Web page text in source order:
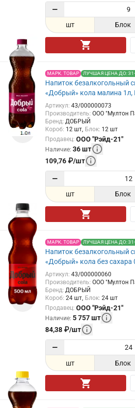
−
шт Блок
МАРК. ТОВАР ЛУЧШАЯ ЦЕНА ДО:
Напиток безалкогольный
«Добрый» кола малина 1л,
Артикул: 43/000000073
Производитель: ООО "Мултон
Бренд: ДОБРЫЙ
Короб: 12 шт Блок: 12 шт
Продавец: ООО "Рэйд-21"
Наличие: 36шт
109,76 ₽/шт
−
шт Блок
МАРК. ТОВАР ЛУЧШАЯ ЦЕНА ДО: 31-
Напиток безалкогольный
«Добрый» кола без сахара
Артикул: 43/000000060
Производитель: ООО "Мултон
Бренд: ДОБРЫЙ
Короб: 24 шт Блок: 24 шт
Продавец: ООО "Рэйд-21"
Наличие: 5 757шт
84,38 ₽/шт
−
шт Блок